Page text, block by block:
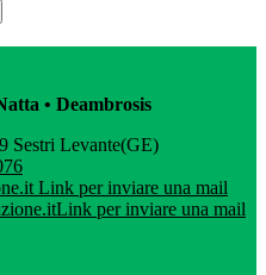
• Deambrosis
Sestri Levante(GE)
Link per inviare una mail
Link per inviare una mail